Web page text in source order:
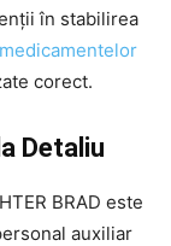
în stabilirea
corect.
Detaliu
BRAD este
auxiliar